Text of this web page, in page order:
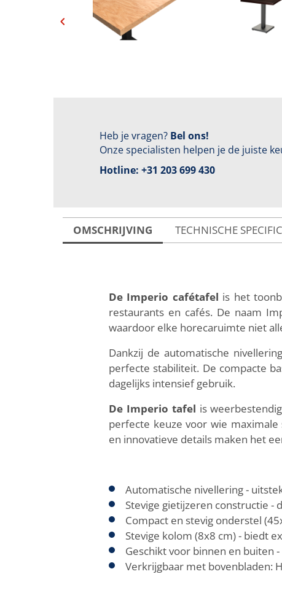
Heb je vragen? Bel ons!
Onze specialisten helpen je de juiste
Hotline: +31 203 699 430
OMSCHRIJVING TECHNISCHE
De Imperio cafétafel is het
restaurants en cafés. De naam
waardoor elke horecaruimte niet
Dankzij de automatische
perfecte stabiliteit. De compacte
dagelijks intensief gebruik.
De Imperio tafel is
perfecte keuze voor wie
en innovatieve details maken het
Automatische nivellering -
Stevige gietijzeren constructie -
Compact en stevig onderstel
Stevige kolom (8x8 cm) - biedt
Geschikt voor binnen en buiten
Verkrijgbaar met bovenbladen: